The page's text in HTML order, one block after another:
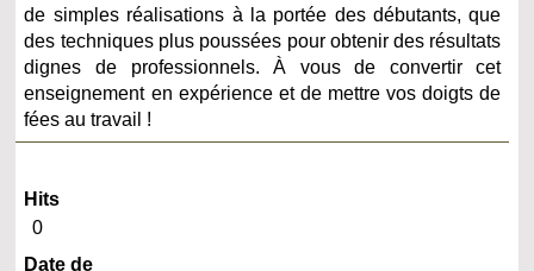
de simples réalisations à la portée des débutants, que
des techniques plus poussées pour obtenir des résultats
dignes de professionnels. À vous de convertir cet
enseignement en expérience et de mettre vos doigts de
fées au travail !
Hits
0
Date de